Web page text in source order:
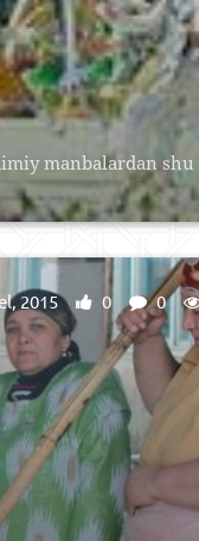
manbalardan shu
2015 0 0